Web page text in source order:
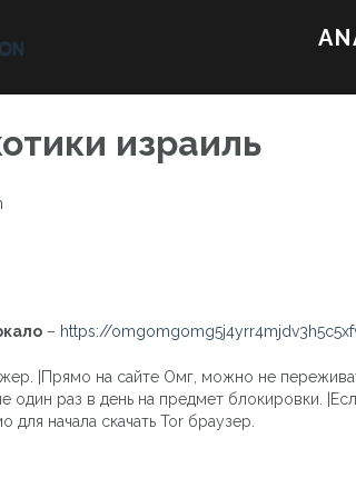
израиль
– https://
|Прямо на сайте Омг, можно не
один раз в день на предмет блокировки.
начала скачать Tor браузер.